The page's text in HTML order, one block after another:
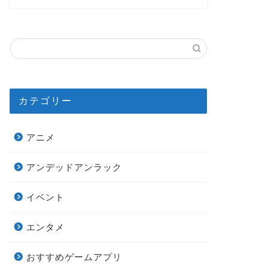
カテゴリー
アニメ
アンデッドアンラック
イベント
エンタメ
おすすめゲームアプリ